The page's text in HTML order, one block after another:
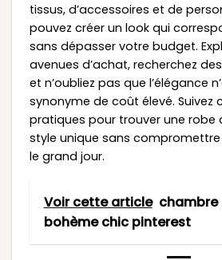
tissus, d’accessoires et de
pouvez créer un look qui
sans dépasser votre budget.
avenues d’achat, recherchez
et n’oubliez pas que l’élégance
synonyme de coût élevé. Suivez
pratiques pour trouver une robe
style unique sans
le grand jour.
Voir cette article chambre
bohème chic pinterest